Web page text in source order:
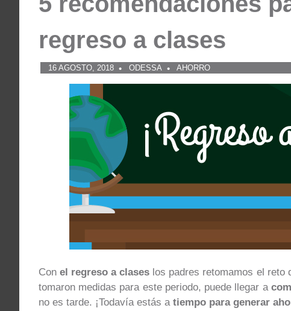
regreso a clases
16 AGOSTO, 2018 ODESSA AHORRO
Conel regreso a clases los padres retomamos el reto
tomaron medidas para este periodo, puede llegar a
no es tarde. ¡Todavía estás a tiempo para generar